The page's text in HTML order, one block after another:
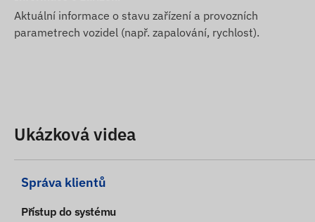
nebo balení produktu – aktualizace údajů souvisejících
po zjištění a vyhodnocení změn.
Aktuální informace o stavu zařízení a provozních
parametrech vozidel (např. zapalování, rychlost).
Ukázková videa
Správa klientů
Přístup do systému